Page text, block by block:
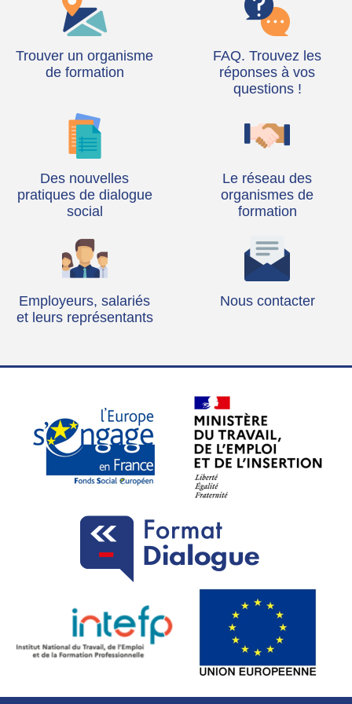
Trouver un organisme
de formation
FAQ. Trouvez les
réponses à vos
questions !
Des nouvelles
pratiques de dialogue
social
Le réseau des
organismes de
formation
Employeurs, salariés
et leurs représentants
Nous contacter